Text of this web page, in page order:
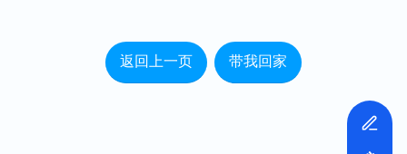
返回上一页 带我回家